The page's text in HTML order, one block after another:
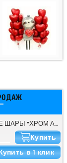
ГЕЛИЕВЫЕ ШАРЫ "ХРОМ АССОРТИ" (30 СМ)
Купить
в 1 клик